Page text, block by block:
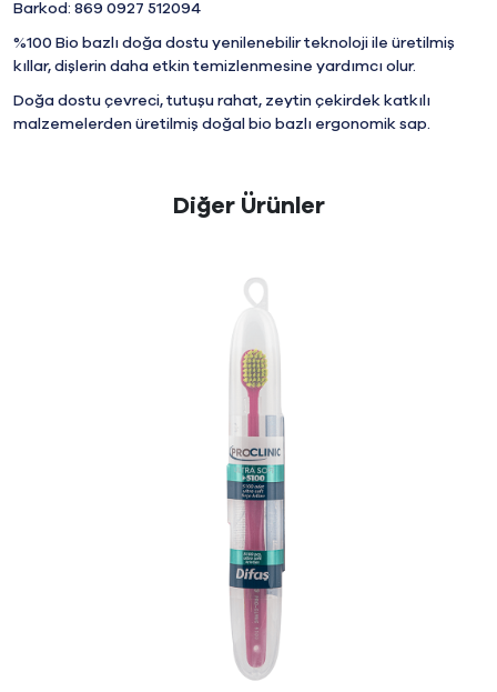
Barkod: 869 0927 512094
%100 Bio bazlı doğa dostu yenilenebilir teknoloji ile üretilmiş
kıllar, dişlerin daha etkin temizlenmesine yardımcı olur.
Doğa dostu çevreci, tutuşu rahat, zeytin çekirdek katkılı
malzemelerden üretilmiş doğal bio bazlı ergonomik sap.
Diğer Ürünler